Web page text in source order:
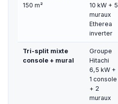
150 m²
10 kW + 5
muraux
Etherea
inverter
Tri-split mixte
console + mural
Groupe
Hitachi
6,5 kW +
1 console
+ 2
muraux